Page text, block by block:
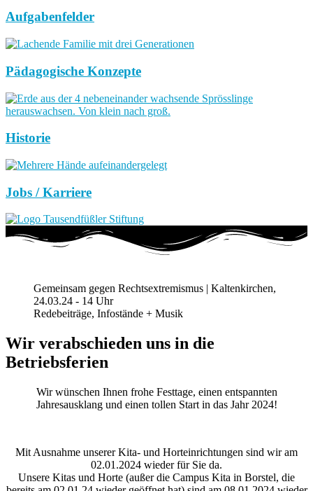
Aufgabenfelder
Pädagogische Konzepte
Historie
Jobs / Karriere
Gemeinsam gegen Rechtsextremismus | Kaltenkirchen,
24.03.24 - 14 Uhr
Redebeiträge, Infostände + Musik
Wir verabschieden uns in die
Betriebsferien
Wir wünschen Ihnen frohe Festtage, einen entspannten
Jahresausklang und einen tollen Start in das Jahr 2024!
Mit Ausnahme unserer Kita- und Horteinrichtungen sind wir am
02.01.2024 wieder für Sie da.
Unsere Kitas und Horte (außer die Campus Kita in Borstel, die